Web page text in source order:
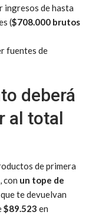
ingresos de hasta
($708.000 brutos
fuentes de
deberá
al total
de primera
con un tope de
te devuelvan
$89.523 en